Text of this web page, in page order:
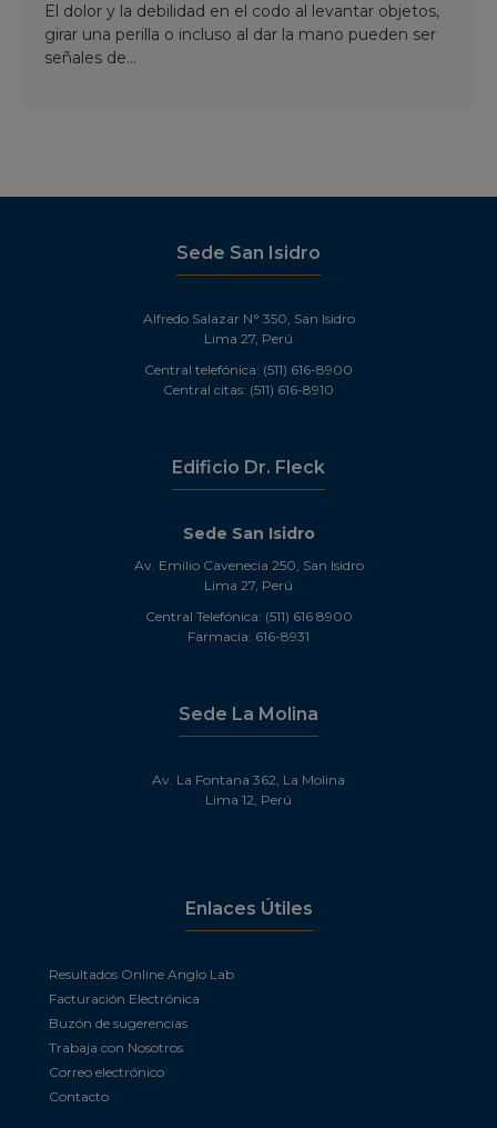
El dolor y la debilidad en el codo al levantar objetos,
girar una perilla o incluso al dar la mano pueden ser
señales de...
Sede San Isidro
Alfredo Salazar N° 350, San Isidro
Lima 27, Perú
Central telefónica: (511) 616-8900
Central citas: (511) 616-8910
Edificio Dr. Fleck
Sede San Isidro
Av. Emilio Cavenecia 250, San Isidro
Lima 27, Perú
Central Telefónica: (511) 616 8900
Farmacia: 616-8931
Sede La Molina
Av. La Fontana 362, La Molina
Lima 12, Perú
Enlaces Útiles
Resultados Online Anglo Lab
Facturación Electrónica
Buzón de sugerencias
Trabaja con Nosotros
Correo electrónico
Contacto